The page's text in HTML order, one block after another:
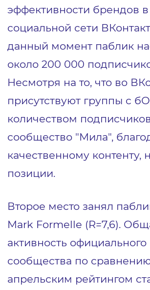
эффективности брендов в
социальной сети
данный момент паблик
около 200 000
Несмотря на то, что во
присутствуют группы с
количеством
сообщество "Мила",
качественному контенту,
позиции.
Второе место занял
Mark Formelle (R=7,6).
активность официального
сообщества по
апрельским рейтингом